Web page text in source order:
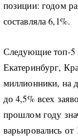
позиции: годом
составляла 6,1%.
Следующие топ-5
Екатеринбург,
миллионники, на
до 4,5% всех
прошлом году
варьировались